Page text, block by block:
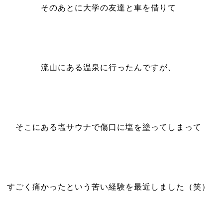
そのあとに大学の友達と車を借りて
流山にある温泉に行ったんですが、
そこにある塩サウナで傷口に塩を塗ってしまって
すごく痛かったという苦い経験を最近しました（笑）